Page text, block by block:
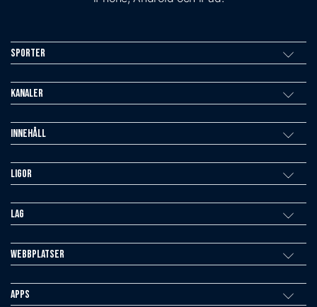
Sporter
Kanaler
Innehåll
Ligor
Lag
Webbplatser
Apps